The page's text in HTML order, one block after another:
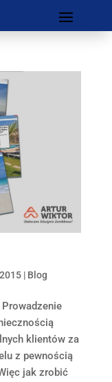
| Blog
klientów za
z pewnością
jak zrobić